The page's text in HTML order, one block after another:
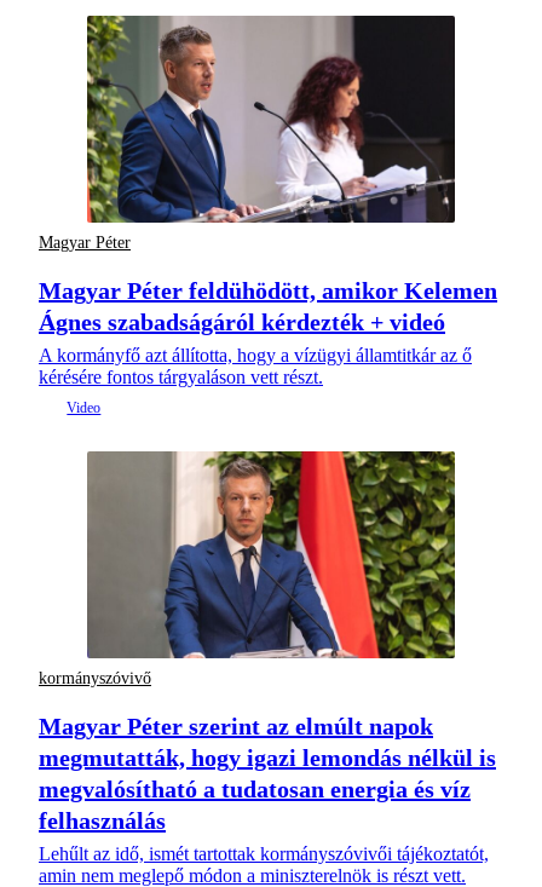
Magyar Péter
Magyar Péter feldühödött, amikor Kelemen
Ágnes szabadságáról kérdezték + videó
A kormányfő azt állította, hogy a vízügyi államtitkár az ő
kérésére fontos tárgyaláson vett részt.
kormányszóvivő
Magyar Péter szerint az elmúlt napok
megmutatták, hogy igazi lemondás nélkül is
megvalósítható a tudatosan energia és víz
felhasználás
Lehűlt az idő, ismét tartottak kormányszóvivői tájékoztatót,
amin nem meglepő módon a miniszterelnök is részt vett.